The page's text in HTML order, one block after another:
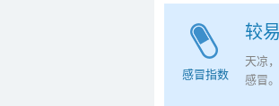
较
感冒指数
天凉
感冒。